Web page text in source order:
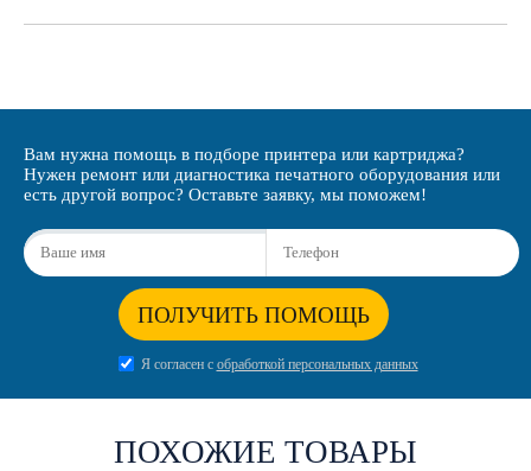
Вам нужна помощь в подборе принтера или картриджа?
Нужен ремонт или диагностика печатного оборудования или
есть другой вопрос? Оставьте заявку, мы поможем!
ПОЛУЧИТЬ ПОМОЩЬ
Я согласен с обработкой персональных данных
ПОХОЖИЕ ТОВАРЫ